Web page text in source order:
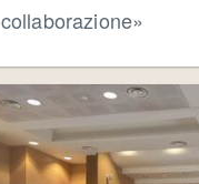
collaborazione»